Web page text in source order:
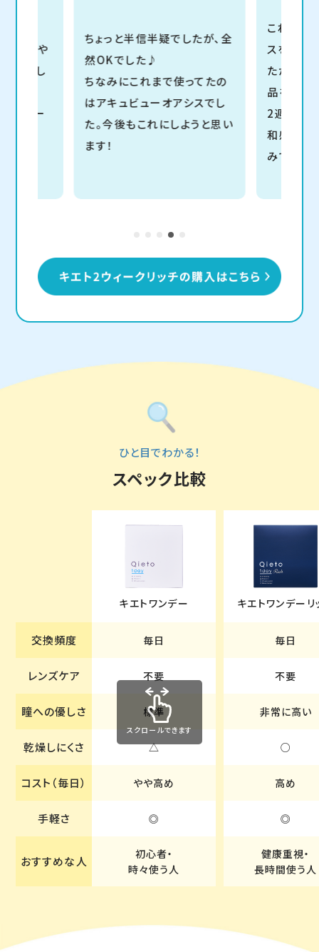
汚れや
を使用し
ウィー
ちょっと半信半疑でしたが、全
然OKでした♪
ちなみにこれまで使ってたの
はアキュビューオアシスでし
た。今後もこれにしようと思い
ます！
これまで
スを10年
たが、今
品を試し
2週間装
和感なく
みて良か
ひと目でわかる！
スペック比較
キエトワンデー キエトワンデーリ
交換頻度 毎日 毎日
レンズケア 不要 不要
瞳への優しさ 標準 非常に高い
乾燥しにくさ △ ○
コスト（毎日） やや高め 高め
手軽さ ◎ ◎
おすすめな人
初心者・
時々使う人
健康重視・
長時間使う人
スクロールできます